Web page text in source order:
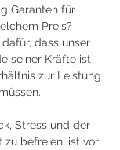
Garanten für
Preis?
dass unser
seiner Kräfte ist
zur Leistung
Stress und der
befreien, ist vor